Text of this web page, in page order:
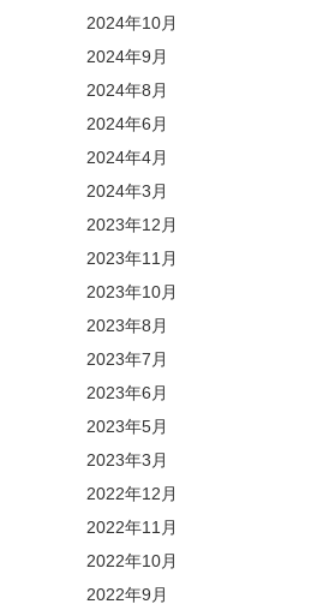
2024年10月
2024年9月
2024年8月
2024年6月
2024年4月
2024年3月
2023年12月
2023年11月
2023年10月
2023年8月
2023年7月
2023年6月
2023年5月
2023年3月
2022年12月
2022年11月
2022年10月
2022年9月